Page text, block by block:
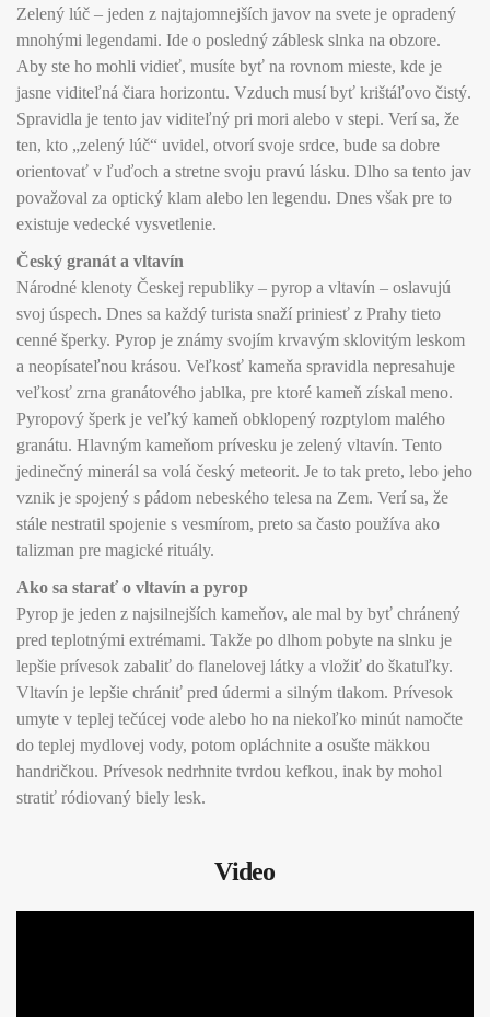
Zelený lúč – jeden z najtajomnejších javov na svete je opradený
mnohými legendami. Ide o posledný záblesk slnka na obzore.
Aby ste ho mohli vidieť, musíte byť na rovnom mieste, kde je
jasne viditeľná čiara horizontu. Vzduch musí byť krištáľovo čistý.
Spravidla je tento jav viditeľný pri mori alebo v stepi. Verí sa, že
ten, kto „zelený lúč“ uvidel, otvorí svoje srdce, bude sa dobre
orientovať v ľuďoch a stretne svoju pravú lásku. Dlho sa tento jav
považoval za optický klam alebo len legendu. Dnes však pre to
existuje vedecké vysvetlenie.
Český granát a vltavín
Národné klenoty Českej republiky – pyrop a vltavín – oslavujú
svoj úspech. Dnes sa každý turista snaží priniesť z Prahy tieto
cenné šperky. Pyrop je známy svojím krvavým sklovitým leskom
a neopísateľnou krásou. Veľkosť kameňa spravidla nepresahuje
veľkosť zrna granátového jablka, pre ktoré kameň získal meno.
Pyropový šperk je veľký kameň obklopený rozptylom malého
granátu. Hlavným kameňom prívesku je zelený vltavín. Tento
jedinečný minerál sa volá český meteorit. Je to tak preto, lebo jeho
vznik je spojený s pádom nebeského telesa na Zem. Verí sa, že
stále nestratil spojenie s vesmírom, preto sa často používa ako
talizman pre magické rituály.
Ako sa starať o vltavín a pyrop
Pyrop je jeden z najsilnejších kameňov, ale mal by byť chránený
pred teplotnými extrémami. Takže po dlhom pobyte na slnku je
lepšie prívesok zabaliť do flanelovej látky a vložiť do škatuľky.
Vltavín je lepšie chrániť pred údermi a silným tlakom. Prívesok
umyte v teplej tečúcej vode alebo ho na niekoľko minút namočte
do teplej mydlovej vody, potom opláchnite a osušte mäkkou
handričkou. Prívesok nedrhnite tvrdou kefkou, inak by mohol
stratiť ródiovaný biely lesk.
Video